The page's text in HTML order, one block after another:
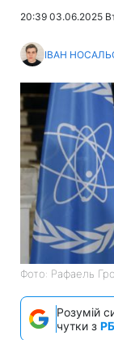
20:39 03.06.2025
ІВАН
Фото: Рафаель
Розумій
чутки з